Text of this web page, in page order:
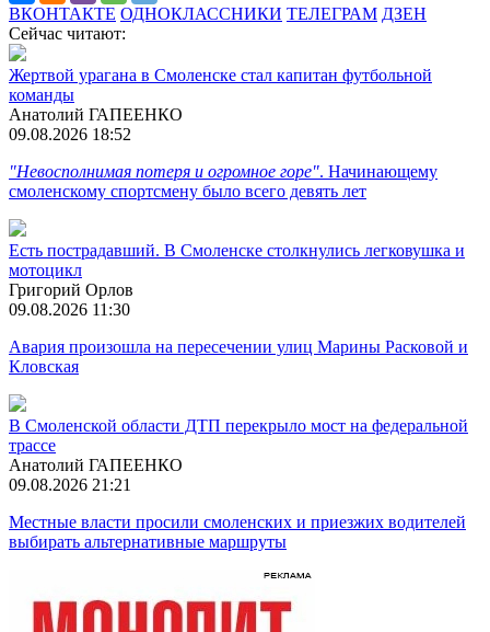
ВКОНТАКТЕ ОДНОКЛАССНИКИ ТЕЛЕГРАМ ДЗЕН
Сейчас читают:
Жертвой урагана в Смоленске стал капитан футбольной
команды
Анатолий ГАПЕЕНКО
09.08.2026 18:52
"Невосполнимая потеря и огромное горе". Начинающему
смоленскому спортсмену было всего девять лет
Есть пострадавший. В Смоленске столкнулись легковушка и
мотоцикл
Григорий Орлов
09.08.2026 11:30
Авария произошла на пересечении улиц Марины Расковой и
Кловская
В Смоленской области ДТП перекрыло мост на федеральной
трассе
Анатолий ГАПЕЕНКО
09.08.2026 21:21
Местные власти просили смоленских и приезжих водителей
выбирать альтернативные маршруты